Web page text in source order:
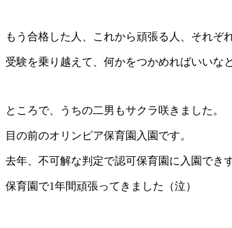
もう合格した人、これから頑張る人、それぞ
受験を乗り越えて、何かをつかめればいいな
ところで、うちの二男もサクラ咲きました。
目の前のオリンピア保育園入園です。
去年、不可解な判定で認可保育園に入園でき
保育園で1年間頑張ってきました（泣）